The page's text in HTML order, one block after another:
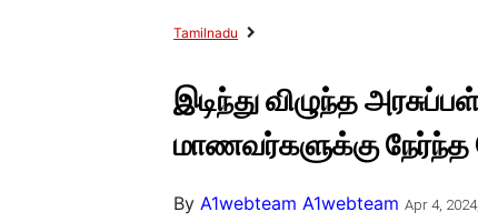
Tamilnadu
இடிந்து விழுந்த
மாணவர்களுக்கு
ByA1webteam A1webteam Apr 4,